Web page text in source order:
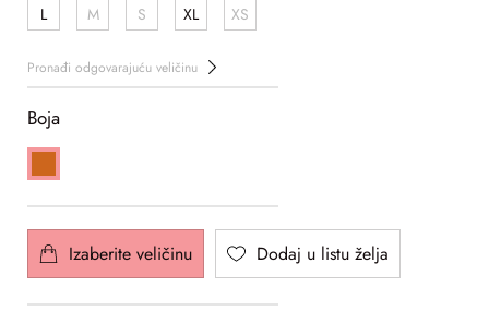
L M S XL XS
Pronađi odgovarajuću veličinu
Boja
Izaberite veličinu Dodaj u listu želja